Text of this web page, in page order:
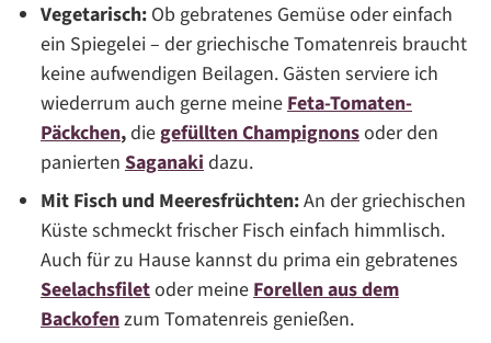
Vegetarisch: Ob gebratenes Gemüse oder einfach
ein Spiegelei – der griechische Tomatenreis braucht
keine aufwendigen Beilagen. Gästen serviere ich
wiederrum auch gerne meineFeta-Tomaten-
Päckchen,diegefüllten Champignonsoder den
panierten Saganakidazu.
Mit Fisch und Meeresfrüchten:An der griechischen
Küste schmeckt frischer Fisch einfach himmlisch.
Auch für zu Hause kannst du prima ein gebratenes
Seelachsfiletoder meineForellen aus dem
Backofenzum Tomatenreis genießen.